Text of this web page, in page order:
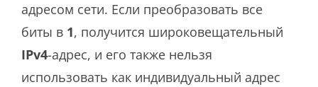
адресом сети. Если преобразовать все
биты в 1, получится широковещательный
IPv4-адрес, и его также нельзя
использовать как индивидуальный адрес